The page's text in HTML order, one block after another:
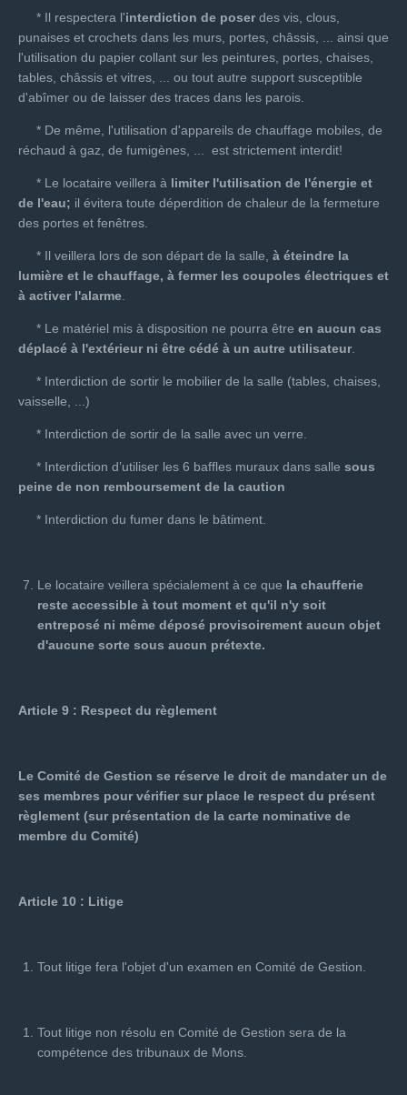
* Il respectera l'interdiction de poserdes vis, clous,
punaises et crochets dans les murs, portes, châssis, ... ainsi que
l'utilisation du papier collant sur les peintures, portes, chaises,
tables, châssis et vitres, ... ou tout autre support susceptible
d'abîmer ou de laisser des traces dans les parois.
* De même, l'utilisation d'appareils de chauffage mobiles, de
réchaud à gaz, de fumigènes, ... est strictement interdit!
* Le locataire veillera à limiter l'utilisation de l'énergie et
de l'eau; il évitera toute déperdition de chaleur de la fermeture
des portes et fenêtres.
* Il veillera lors de son départ de la salle, à éteindre la
lumière et le chauffage, à fermer les coupoles électriques et
à activer l'alarme
* Le matériel mis à disposition ne pourra être en aucun cas
déplacé à l'extérieur ni être cédé à un autre utilisateur.
* Interdiction de sortir le mobilier de la salle (tables, chaises,
vaisselle, ...)
* Interdiction de sortir de la salle avec un verre.
* Interdiction d’utiliser les 6 baffles muraux dans salle sous
peine de non remboursement de la caution
* Interdiction du fumer dans le bâtiment.
Le locataire veillera spécialement à ce que la chaufferie
reste accessible à tout moment et qu'il n'y soit
entreposé ni même déposé provisoirement aucun objet
d'aucune sorte sous aucun prétexte.
Article 9 : Respect du règlement
Le Comité de Gestion se réserve le droit de mandater un de
ses membres pour vérifier sur place le respect du présent
règlement (sur présentation de la carte nominative de
membre du Comité)
Article 10 : Litige
Tout litige fera l'objet d'un examen en Comité de Gestion.
Tout litige non résolu en Comité de Gestion sera de la
compétence des tribunaux de Mons.